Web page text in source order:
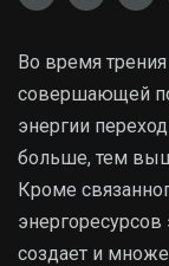
Во время трения
совершающей
энергии
больше, тем
Кроме
создает и